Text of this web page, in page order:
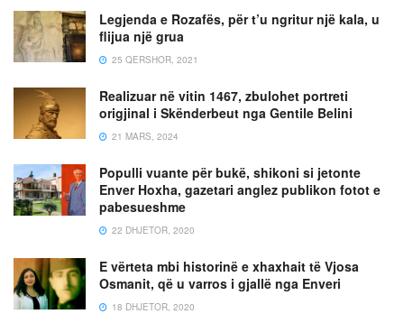
Legjenda e Rozafës, për t’u ngritur një kala, u
flijua një grua
25 QERSHOR, 2021
Realizuar në vitin 1467, zbulohet portreti
origjinal i Skënderbeut nga Gentile Belini
21 MARS, 2024
Populli vuante për bukë, shikoni si jetonte
Enver Hoxha, gazetari anglez publikon fotot e
pabesueshme
22 DHJETOR, 2020
E vërteta mbi historinë e xhaxhait të Vjosa
Osmanit, që u varros i gjallë nga Enveri
18 DHJETOR, 2020